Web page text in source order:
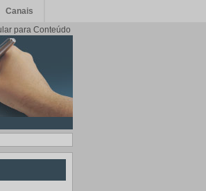
Canais
para Conteúdo